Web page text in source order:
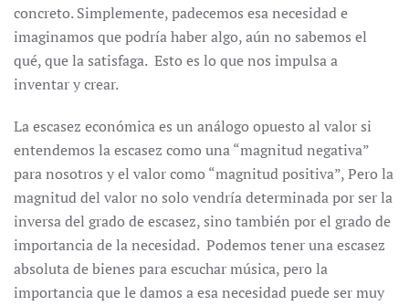
concreto. Simplemente, padecemos esa necesidad e
imaginamos que podría haber algo, aún no sabemos el
qué, que la satisfaga. Esto es lo que nos impulsa a
inventar y crear.
La escasez económica es un análogo opuesto al valor si
entendemos la escasez como una “magnitud negativa”
para nosotros y el valor como “magnitud positiva”, Pero la
magnitud del valor no solo vendría determinada por ser la
inversa del grado de escasez, sino también por el grado de
importancia de la necesidad. Podemos tener una escasez
absoluta de bienes para escuchar música, pero la
importancia que le damos a esa necesidad puede ser muy